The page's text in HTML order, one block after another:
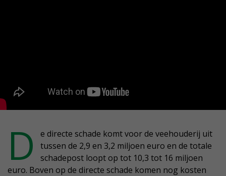
D
e directe schade komt voor de veehouderij uit
tussen de 2,9 en 3,2 miljoen euro en de totale
schadepost loopt op tot 10,3 tot 16 miljoen
euro. Boven op de directe schade komen nog kosten